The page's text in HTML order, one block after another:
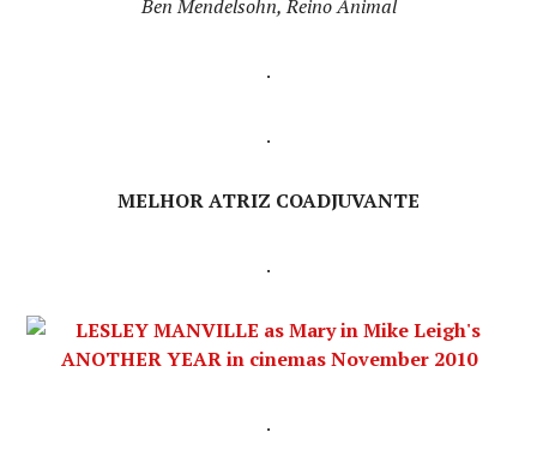
Ben Mendelsohn, Reino Animal
.
.
MELHOR ATRIZ COADJUVANTE
.
.